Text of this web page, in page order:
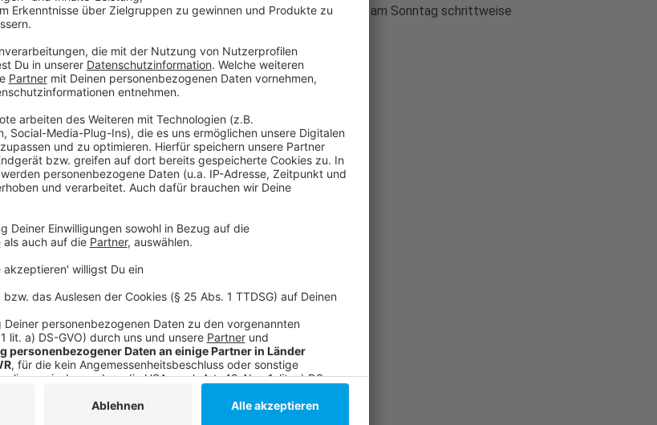
dass sich die Lage mit dem vorhergesagten Temperaturrückgang am Sonntag schrittweise
entspannen wird.
Anzeige
Weitere Infos und Links zum Thema:
Anzeige
Aktuelle Zugstörungen in NRW
Der Antenne Düsseldorf-Verkehrsservice
Anzeige
Folge uns für mehr News & Updates: